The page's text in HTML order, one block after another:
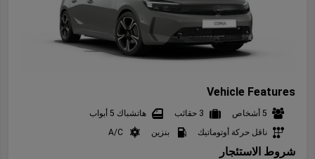
Vehicle Features
5 أشخاص 3 حقائب
هاتشباك 5 أبواب
ناقل حركة أوتوماتيك
بنزين A/C
شروط الاستئجار